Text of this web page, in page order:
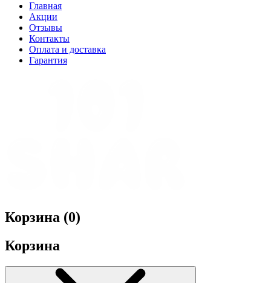
Главная
Акции
Отзывы
Контакты
Оплата и доставка
Гарантия
Корзина (0)
Корзина